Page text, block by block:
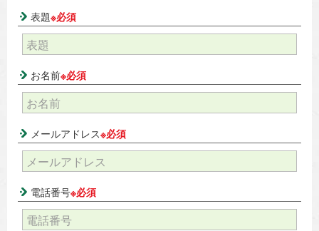
表題※必須
お名前※必須
メールアドレス※必須
電話番号※必須